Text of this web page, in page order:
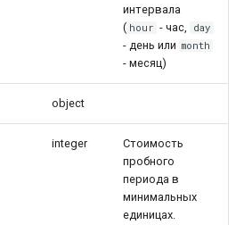
интервала
( hour - час, day
- день или month
- месяц)
object
integer
Стоимость
пробного
периода в
минимальных
единицах.